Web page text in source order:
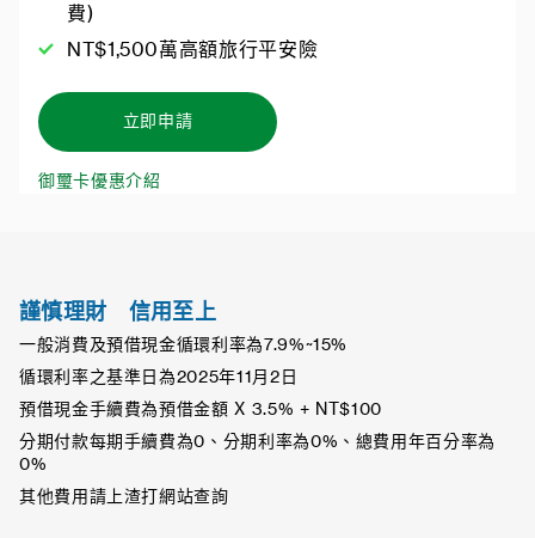
費)
NT$1,500萬高額旅行平安險
立即申請
御璽卡優惠介紹
謹慎理財 信用至上
一般消費及預借現金循環利率為7.9%~15%
循環利率之基準日為2025年11月2日
預借現金手續費為預借金額 X 3.5% + NT$100
分期付款每期手續費為0、分期利率為0%、總費用年百分率為
0%
其他費用請上渣打網站查詢